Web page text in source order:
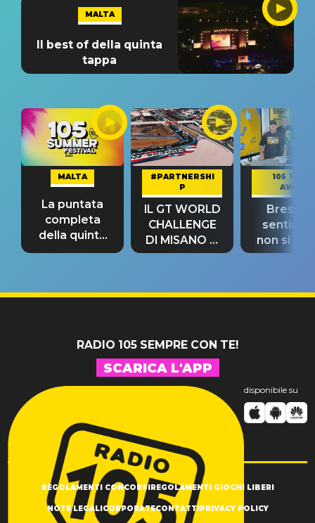
MALTA
Il best of della quinta
tappa
MALTA
La puntata
completa
della quinta
tappa
#PARTNERSHI
P
IL GT WORLD
CHALLENGE
DI MISANO si
riconferma
105 TAKE
AWAY
Bresh:
non si
fino alla
RADIO 105 SEMPRE CON TE!
SCARICA L'APP
disponibile su
REGOLAMENTI CONCORSIREGOLAMENTI GIOCHI LIBERI
NOTE LEGALICORPORATECONTATTIPRIVACY POLICY